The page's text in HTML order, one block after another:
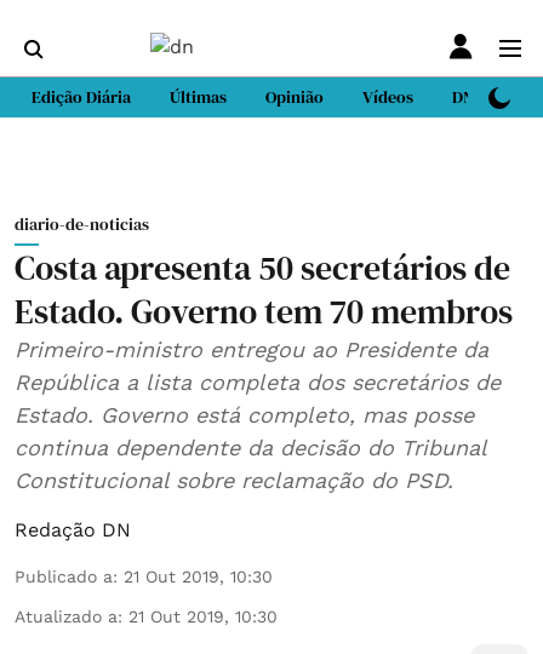
Edição Diária Últimas Opinião Vídeos DN Sport
diario-de-noticias
Costa apresenta 50 secretários de
Estado. Governo tem 70 membros
Primeiro-ministro entregou ao Presidente da
República a lista completa dos secretários de
Estado. Governo está completo, mas posse
continua dependente da decisão do Tribunal
Constitucional sobre reclamação do PSD.
Redação DN
Publicado a: 21 Out 2019, 10:30
Atualizado a: 21 Out 2019, 10:30